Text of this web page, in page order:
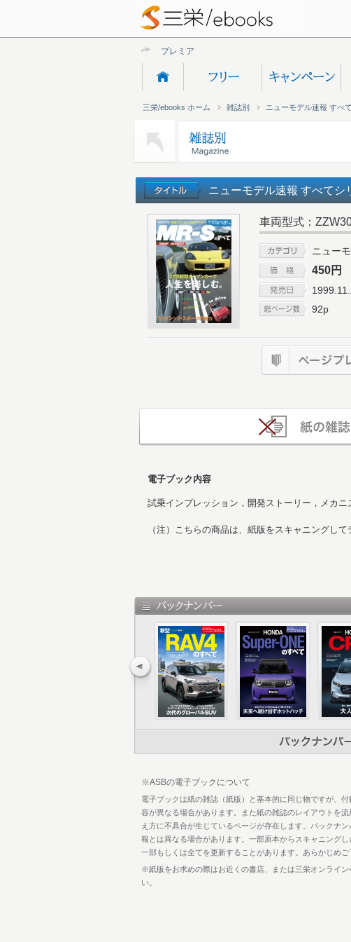
プレミアムオンラ
三栄/ebooks ホーム 雑誌別 ニューモデル速報 すべ
ニューモデル速報 すべてシ
車両型式：
ニュー
450円
92p
電子ブック内容
試乗インプレッション，開発ストーリー，メカ
（注）こちらの商品は、紙版をスキャニングし
用しております。また、ページによっては傷や
目次
MR2からMR-Sへ
中谷明彦スポーツドライビングインプレッション
テストドライバーの頂点に立つ男にMR-Sの狙い
メカニズムのすべて
チーフエンジニア・開発秘話インタビュー
河口まなぶオープンスポーツインプレッション
MR2モータースポーツ・エピソード１
MR-Sはライバルを圧倒するのか？
なぜ、スポーツカーはミッドシップを採用するの
デザインストーリー
MR2ヒストリー
MR2モータースポーツ・エピソード３
プレゼント
購入ガイド
※ASBの電子ブックについて
電子ブックは紙の雑誌（紙版）と基本的に同じ物ですが、
容が異なる場合があります。また紙の雑誌のレイアウトを
え方に不具合が生じているページが存在します。バックナ
報とは異なる場合があります。一部原本からスキャニング
一部もしくは全てを更新することがあります。あらかじめご
※紙版をお求めの際はお近くの書店、または三栄オンライン
い。